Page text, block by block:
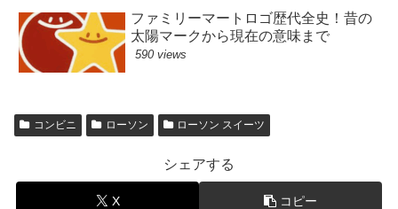
ファミリーマートロゴ歴代全史！昔の
太陽マークから現在の意味まで
590 views
コンビニ ローソン ローソン スイーツ
シェアする
X コピー